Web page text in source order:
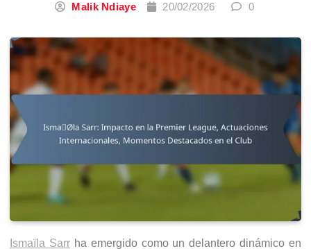
Malik Ndiaye 20/02/2026 0
Ismaïla Sarrha emergido como un delantero dinámico en